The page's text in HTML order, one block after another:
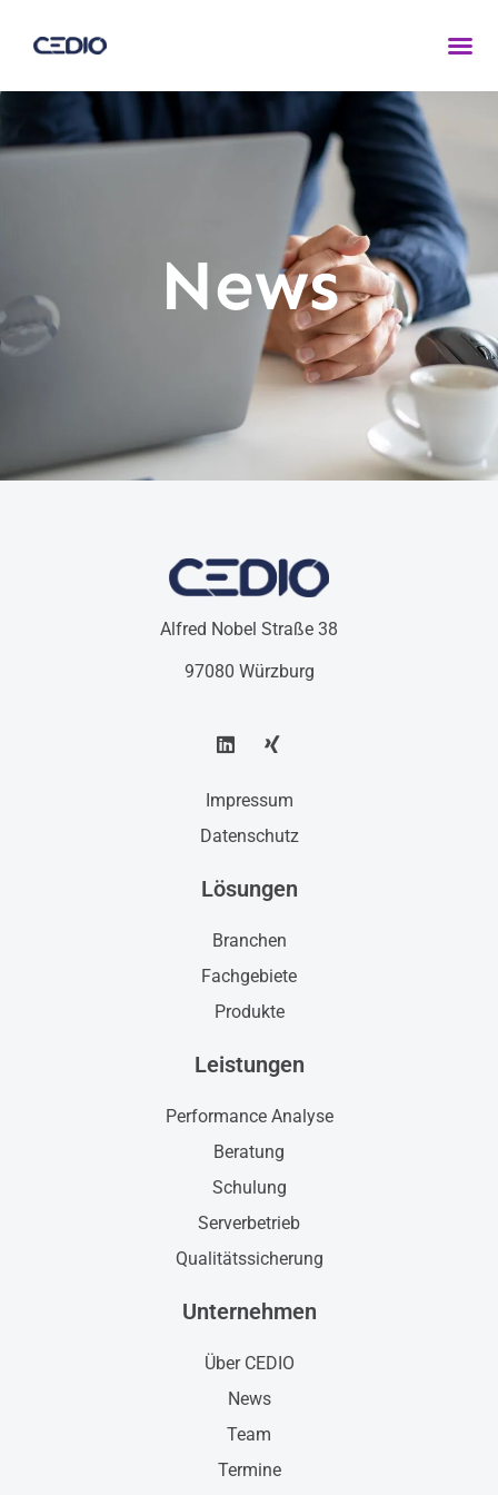
News
Edirne
Alfred Nobel Straße 38
97080 Würzburg
Impressum
Datenschutz
Lösungen
Branchen
Fachgebiete
Produkte
Leistungen
Performance Analyse
Beratung
Schulung
Serverbetrieb
Qualitätssicherung
Unternehmen
Über CEDIO
News
Team
Termine